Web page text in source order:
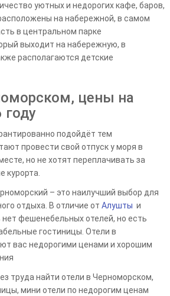
уютных и недорогих кафе, баров,
на набережной, в самом
в центральном парке
выходит на набережную, в
располагаются детские
цены на
году
подойдёт тем
провести свой отпуск у моря в
но не хотят переплачивать за
курорта.
– это наилучший выбор для
отдыха. В отличие от Алушты и
нет фешенебельных отелей, но есть
гостиницы. Отели в
вас недорогими ценами и хорошим
труда найти отели в Черноморском,
мини отели по недорогим ценам